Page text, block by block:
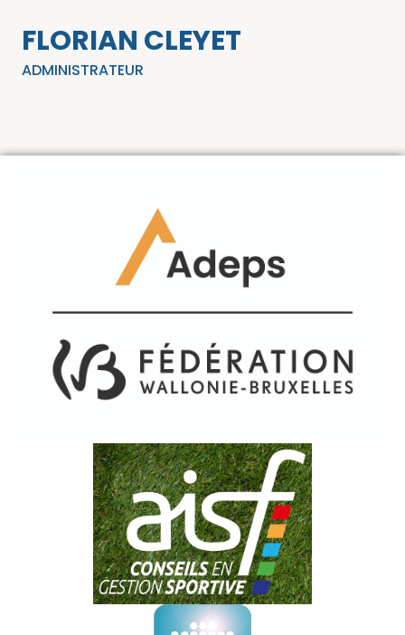
FLORIAN CLEYET
ADMINISTRATEUR